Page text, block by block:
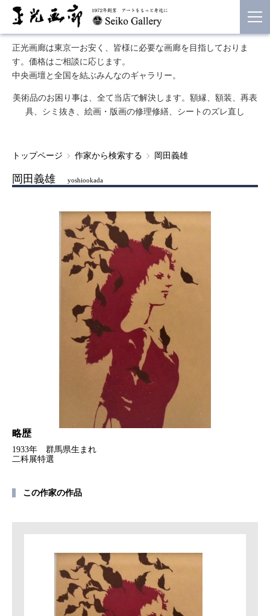
正光画廊は東京一お安く、皆様に必要な画廊を目指しておりま
す。価格はご相談に応じます。
中央画壇と全国を結ぶみんなのギャラリー。
美術品のお困り事は、全て当店で解決します。額縁、額装、再表
具、シミ抜き、絵画・版画の修理修繕、シートのズレ直し
トップページ 作家から検索する 岡田義雄
岡田義雄 yoshiookada
略歴
1933年 群馬県生まれ
二科展特選
この作家の作品